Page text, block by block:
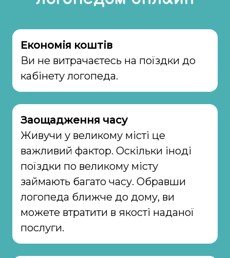
Економія коштів
Ви не витрачаєтесь на поїздки до
кабінету логопеда.
Заощадження часу
Живучи у великому місті це
важливий фактор. Оскільки іноді
поїздки по великому місту
займають багато часу. Обравши
логопеда ближче до дому, ви
можете втратити в якості наданої
послуги.